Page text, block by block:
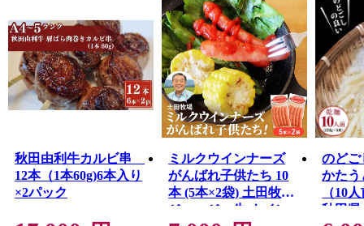
秋田由利牛カルビ串
12本（1本60g)6本入り
×2パック
ミルクウインナーズ
がんばれ子供たち 10
本 (5本×2袋) 土田牧場
ジャージー牛 ウイン
のどご
かたう
（10
秋田県